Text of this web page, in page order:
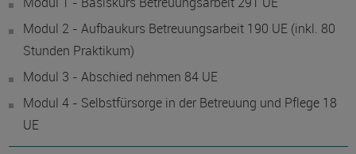
Modul 2 - Aufbaukurs Betreuungsarbeit 190 UE (inkl. 80
Stunden Praktikum)
Modul 3 - Abschied nehmen 84 UE
Modul 4 - Selbstfürsorge in der Betreuung und Pflege 18
UE